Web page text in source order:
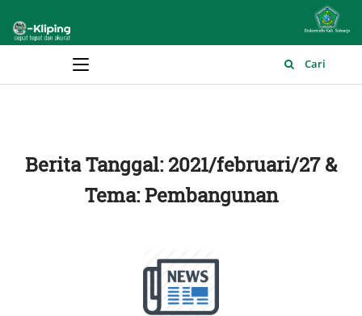
Main Menu Cari
Berita Tanggal: 2021/februari/27 &
Tema: Pembangunan